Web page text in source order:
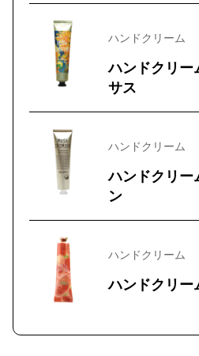
ハンドクリーム
ハンドクリー
サス
ハンドクリーム
ハンドクリー
ン
ハンドクリーム
ハンドクリー